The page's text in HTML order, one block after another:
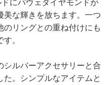
にパヴェダイヤモンドが
な輝きを放ちます。一つ
リングとの重ね付けにも
。
ルバーアクセサリーと合
。シンプルなアイテムと